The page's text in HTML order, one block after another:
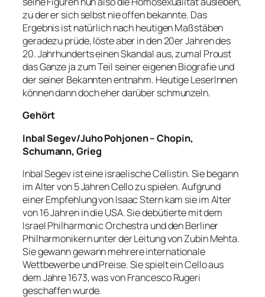
zu der er sich selbst nie offen bekannte. Das
Ergebnis ist natürlich nach heutigen Maßstäben
geradezu prüde, löste aber in den 20er Jahren des
20. Jahrhunderts einen Skandal aus, zumal Proust
das Ganze ja zum Teil seiner eigenen Biografie und
der seiner Bekannten entnahm. Heutige LeserInnen
können dann doch eher darüber schmunzeln.
Gehört
Inbal Segev/Juho Pohjonen – Chopin,
Schumann, Grieg
Inbal Segev ist eine israelische Cellistin. Sie begann
im Alter von 5 Jahren Cello zu spielen. Aufgrund
einer Empfehlung von Isaac Stern kam sie im Alter
von 16 Jahren in die USA. Sie debütierte mit dem
Israel Philharmonic Orchestra und den Berliner
Philharmonikern unter der Leitung von Zubin Mehta.
Sie gewann gewann mehrere internationale
Wettbewerbe und Preise. Sie spielt ein Cello aus
dem Jahre 1673, was von Francesco Rugeri
geschaffen wurde.